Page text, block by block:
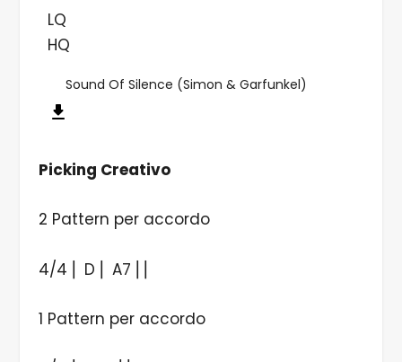
LQ
HQ
Sound Of Silence (Simon & Garfunkel)
Picking Creativo
2 Pattern per accordo
4/4 ⎜ D ⎜ A7 ⎜⎜
1 Pattern per accordo